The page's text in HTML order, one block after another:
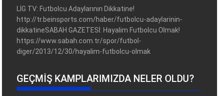
LİG TV: Futbolcu Adaylarının Dikkatine!
http://tr.beinsports.com/haber/futbolcu-adaylarinin-
dikkatineSABAH GAZETESİ: Hayalim Futbolcu Olmak!
https://www.sabah.com.tr/spor/futbol-
diger/2013/12/30/hayalim-futbolcu-olmak
GEÇMIŞ KAMPLARIMIZDA NELER OLDU?